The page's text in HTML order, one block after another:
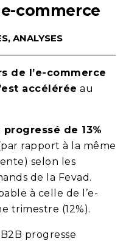
commerce
ANALYSES
de l’e-commerce
accélérée au
de 13%
rapport à la même
selon les
de la Fevad.
à celle de l’e-
trimestre (12%).
progresse